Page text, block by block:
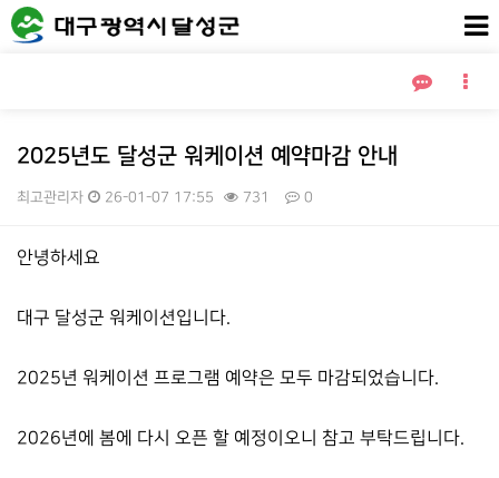
2025년도 달성군 워케이션 예약마감 안내
최고관리자 26-01-07 17:55 731 0
본문
안녕하세요
대구 달성군 워케이션입니다.
2025년 워케이션 프로그램 예약은 모두 마감되었습니다.
2026년에 봄에 다시 오픈 할 예정이오니 참고 부탁드립니다.